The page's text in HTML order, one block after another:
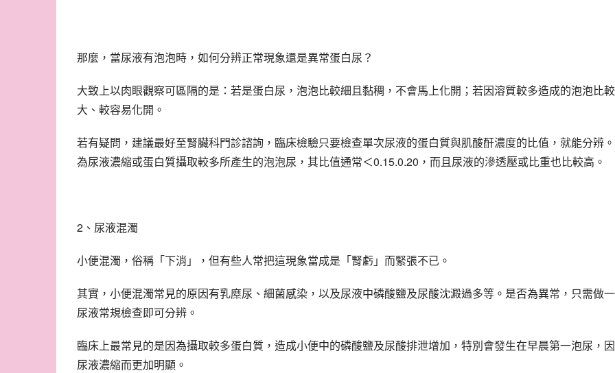
那麼，當尿液有泡泡時，如何分辨正常現象還是異常蛋白尿？
大致上以肉眼觀察可區隔的是：若是蛋白尿，泡泡比較細且黏稠，不會馬上化開；若因溶質較多造成的泡泡比較
大、較容易化開。
若有疑問，建議最好至腎臟科門診諮詢，臨床檢驗只要檢查單次尿液的蛋白質與肌酸酐濃度的比值，就能分辨
為尿液濃縮或蛋白質攝取較多所產生的泡泡尿，其比值通常＜0.15.0.20，而且尿液的滲透壓或比重也比較高。
2、尿液混濁
小便混濁，俗稱「下消」，但有些人常把這現象當成是「腎虧」而緊張不已。
其實，小便混濁常見的原因有乳糜尿、細菌感染，以及尿液中磷酸鹽及尿酸沈澱過多等。是否為異常，只需做
尿液常規檢查即可分辨。
臨床上最常見的是因為攝取較多蛋白質，造成小便中的磷酸鹽及尿酸排泄增加，特別會發生在早晨第一泡尿，
尿液濃縮而更加明顯。